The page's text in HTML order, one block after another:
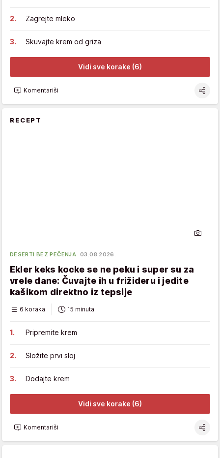
Zagrejte mleko
Skuvajte krem od griza
Vidi sve korake (6)
Komentariši
RECEPT
DESERTI BEZ PEČENJA 03.08.2026.
Ekler keks kocke se ne peku i super su za
vrele dane: Čuvajte ih u frižideru i jedite
kašikom direktno iz tepsije
6 koraka 15 minuta
Pripremite krem
Složite prvi sloj
Dodajte krem
Vidi sve korake (6)
Komentariši